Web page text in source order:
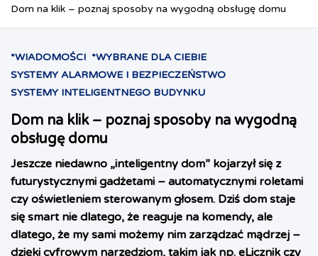
Dom na klik – poznaj sposoby na wygodną obsługę domu
*WIADOMOŚCI *WYBRANE DLA CIEBIE
SYSTEMY ALARMOWE I BEZPIECZEŃSTWO
SYSTEMY INTELIGENTNEGO BUDYNKU
Dom na klik – poznaj sposoby na wygodną
obsługę domu
Jeszcze niedawno „inteligentny dom” kojarzył się z
futurystycznymi gadżetami – automatycznymi roletami
czy oświetleniem sterowanym głosem. Dziś dom staje
się smart nie dlatego, że reaguje na komendy, ale
dlatego, że my sami możemy nim zarządzać mądrzej –
dzięki cyfrowym narzędziom, takim jak np. eLicznik czy